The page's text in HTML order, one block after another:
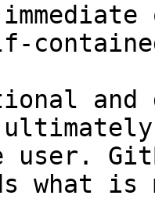
and
user.
what